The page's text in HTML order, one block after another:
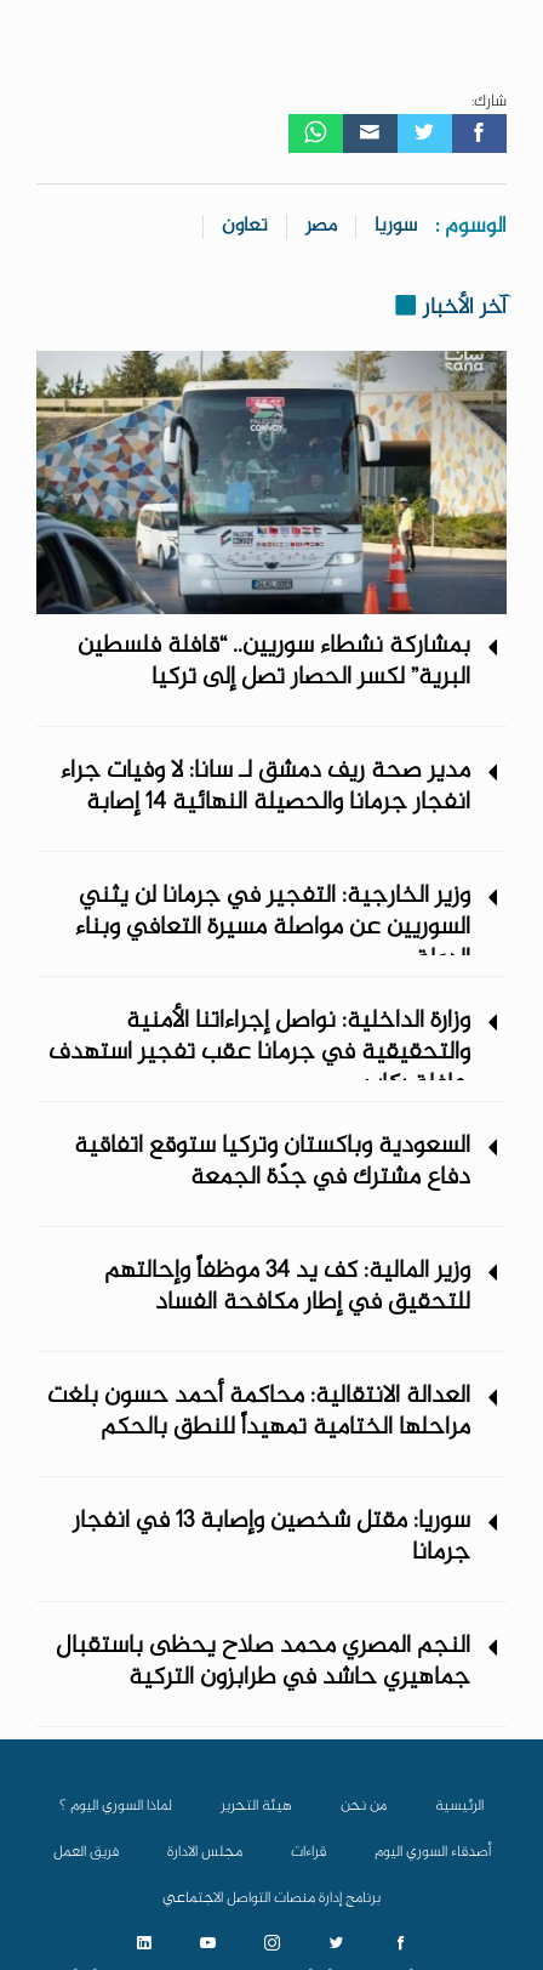
شارك:
الوسوم : سوريا مصر تعاون
آخر الأخبار
بمشاركة نشطاء سوريين.. “قافلة فلسطين
البرية” لكسر الحصار تصل إلى تركيا
مدير صحة ريف دمشق لـ سانا: لا وفيات جراء
انفجار جرمانا والحصيلة النهائية 14 إصابة
وزير الخارجية: التفجير في جرمانا لن يثني
السوريين عن مواصلة مسيرة التعافي وبناء
الدولة
وزارة الداخلية: نواصل إجراءاتنا الأمنية
والتحقيقية في جرمانا عقب تفجير استهدف
حافلة ركاب
السعودية وباكستان وتركيا ستوقع اتفاقية
دفاع مشترك في جدّة الجمعة
وزير المالية: كف يد 34 موظفاً وإحالتهم
للتحقيق في إطار مكافحة الفساد
العدالة الانتقالية: محاكمة أحمد حسون بلغت
مراحلها الختامية تمهيداً للنطق بالحكم
سوريا: مقتل شخصين وإصابة 13 في انفجار
جرمانا
النجم المصري محمد صلاح يحظى باستقبال
جماهيري حاشد في طرابزون التركية
الرئيسية من نحن هيئة التحرير
لماذا السوري اليوم ؟
أصدقاء السوري اليوم
قراءات مجلس الادارة
فريق العمل
برنامج إدارة منصات التواصل الاجتماعي